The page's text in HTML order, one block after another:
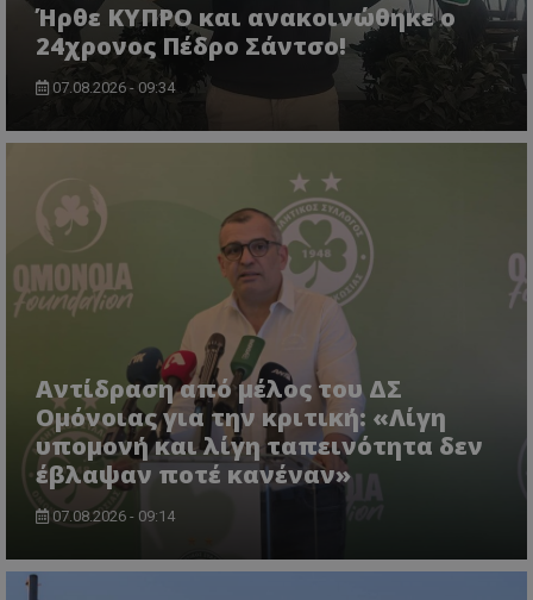
Ήρθε ΚΥΠΡΟ και ανακοινώθηκε ο
24χρονος Πέδρο Σάντσο!
07.08.2026 - 09:34
Αντίδραση από μέλος του ΔΣ
Ομόνοιας για την κριτική: «Λίγη
υπομονή και λίγη ταπεινότητα δεν
έβλαψαν ποτέ κανέναν»
07.08.2026 - 09:14